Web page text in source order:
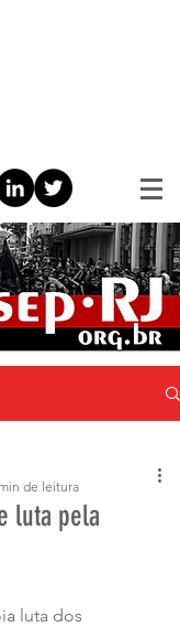
luta pela
de leitura
luta dos